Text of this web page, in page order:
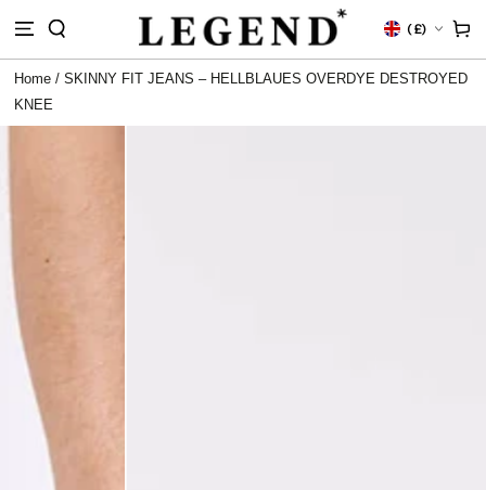
Land/Region
(£)
Home/ SKINNY FIT JEANS – HELLBLAUES OVERDYE DESTROYED
KNEE